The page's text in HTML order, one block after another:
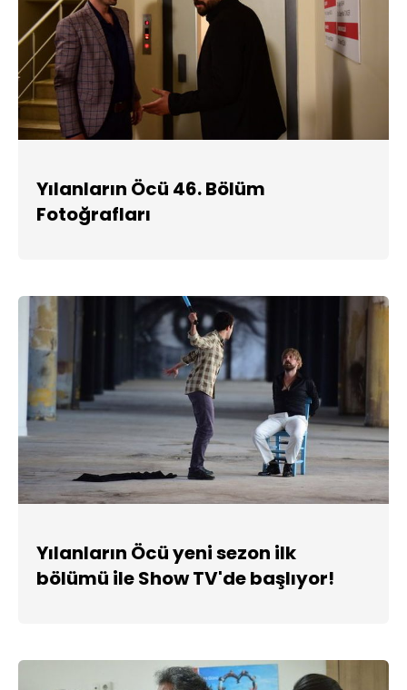
Yılanların Öcü 46. Bölüm
Fotoğrafları
Yılanların Öcü yeni sezon ilk
bölümü ile Show TV'de başlıyor!